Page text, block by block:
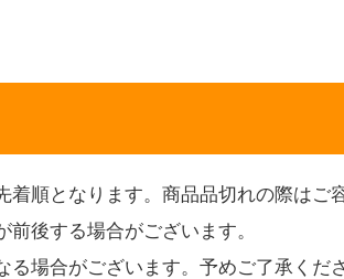
着順となります。商品品切れの際はご
前後する場合がございます。
る場合がございます。予めご了承くださ